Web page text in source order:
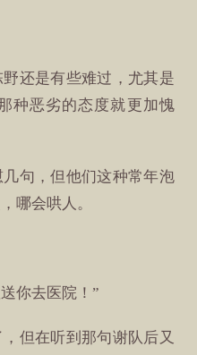
还是有些难过，尤其是
种恶劣的态度就更加愧
句，但他们这种常年泡
哪会哄人。
你去医院！”
但在听到那句谢队后又